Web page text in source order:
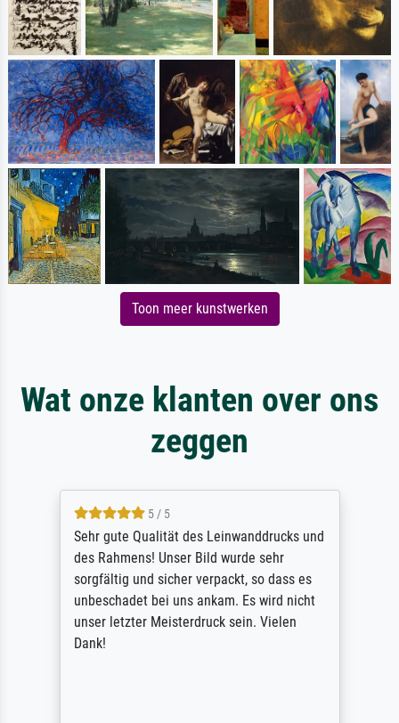
Toon meer kunstwerken
Wat onze klanten over ons
zeggen
5 / 5
Sehr gute Qualität des Leinwanddrucks und
des Rahmens! Unser Bild wurde sehr
sorgfältig und sicher verpackt, so dass es
unbeschadet bei uns ankam. Es wird nicht
unser letzter Meisterdruck sein. Vielen
Dank!